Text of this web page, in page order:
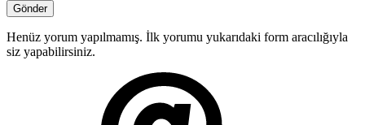
Henüz yorum yapılmamış. İlk yorumu yukarıdaki form aracılığıyla
siz yapabilirsiniz.